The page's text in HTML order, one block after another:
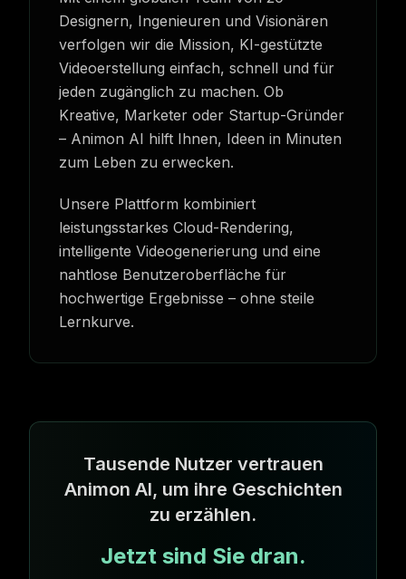
Designern, Ingenieuren und Visionären
verfolgen wir die Mission, KI-gestützte
Videoerstellung einfach, schnell und für
jeden zugänglich zu machen. Ob
Kreative, Marketer oder Startup-Gründer
– Animon AI hilft Ihnen, Ideen in Minuten
zum Leben zu erwecken.
Unsere Plattform kombiniert
leistungsstarkes Cloud-Rendering,
intelligente Videogenerierung und eine
nahtlose Benutzeroberfläche für
hochwertige Ergebnisse – ohne steile
Lernkurve.
Tausende Nutzer vertrauen
Animon AI, um ihre Geschichten
zu erzählen.
Jetzt sind Sie dran.